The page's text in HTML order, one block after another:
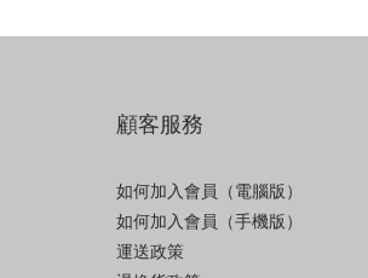
顧客服務
如何加入會員（電腦版）
如何加入會員（手機版）
運送政策